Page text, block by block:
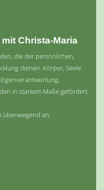
Christa-Maria
die der persönlichen,
dienen. Körper, Seele
in starkem Maße gefördert.
überwiegend an: